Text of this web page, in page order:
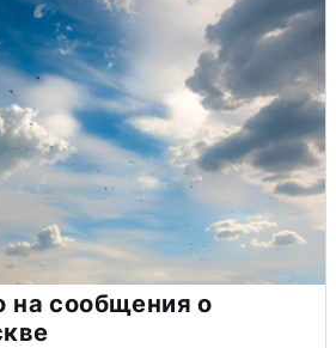
на сообщения о